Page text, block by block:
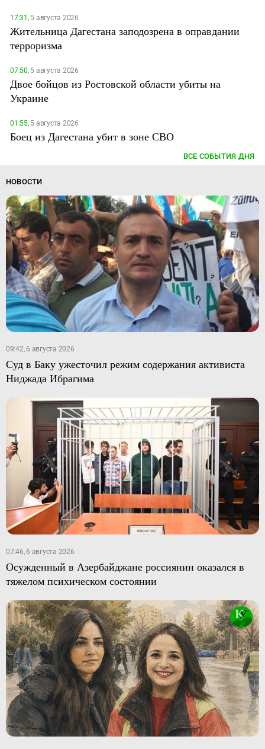
17:31,5 августа 2026
Жительница Дагестана заподозрена в оправдании
терроризма
07:50,5 августа 2026
Двое бойцов из Ростовской области убиты на
Украине
01:55,5 августа 2026
Боец из Дагестана убит в зоне СВО
ВСЕ СОБЫТИЯ ДНЯ
НОВОСТИ
09:42, 6 августа 2026
Суд в Баку ужесточил режим содержания активиста
Ниджада Ибрагима
07:46, 6 августа 2026
Осужденный в Азербайджане россиянин оказался в
тяжелом психическом состоянии